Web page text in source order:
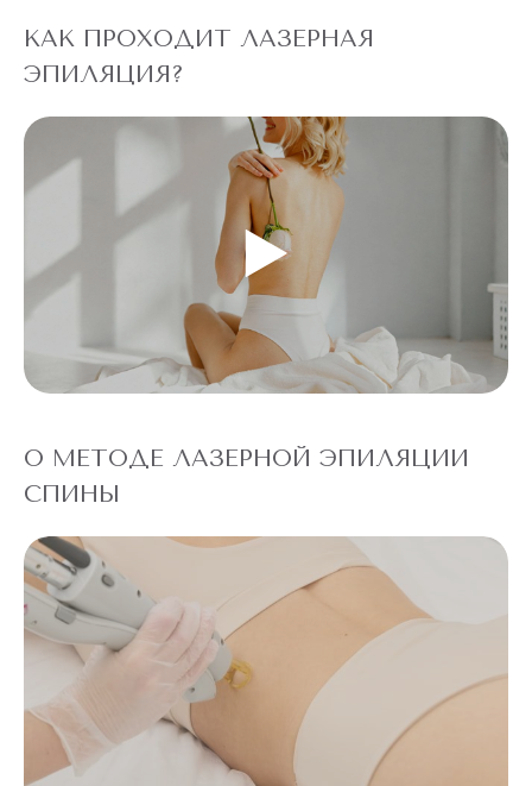
КАК ПРОХОДИТ ЛАЗЕРНАЯ
ЭПИЛЯЦИЯ?
О МЕТОДЕ ЛАЗЕРНОЙ ЭПИЛЯЦИИ
СПИНЫ